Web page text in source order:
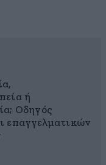
ή
Οδηγός
επαγγελματικών